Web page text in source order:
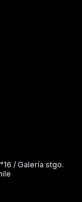
/ Galería stgo.